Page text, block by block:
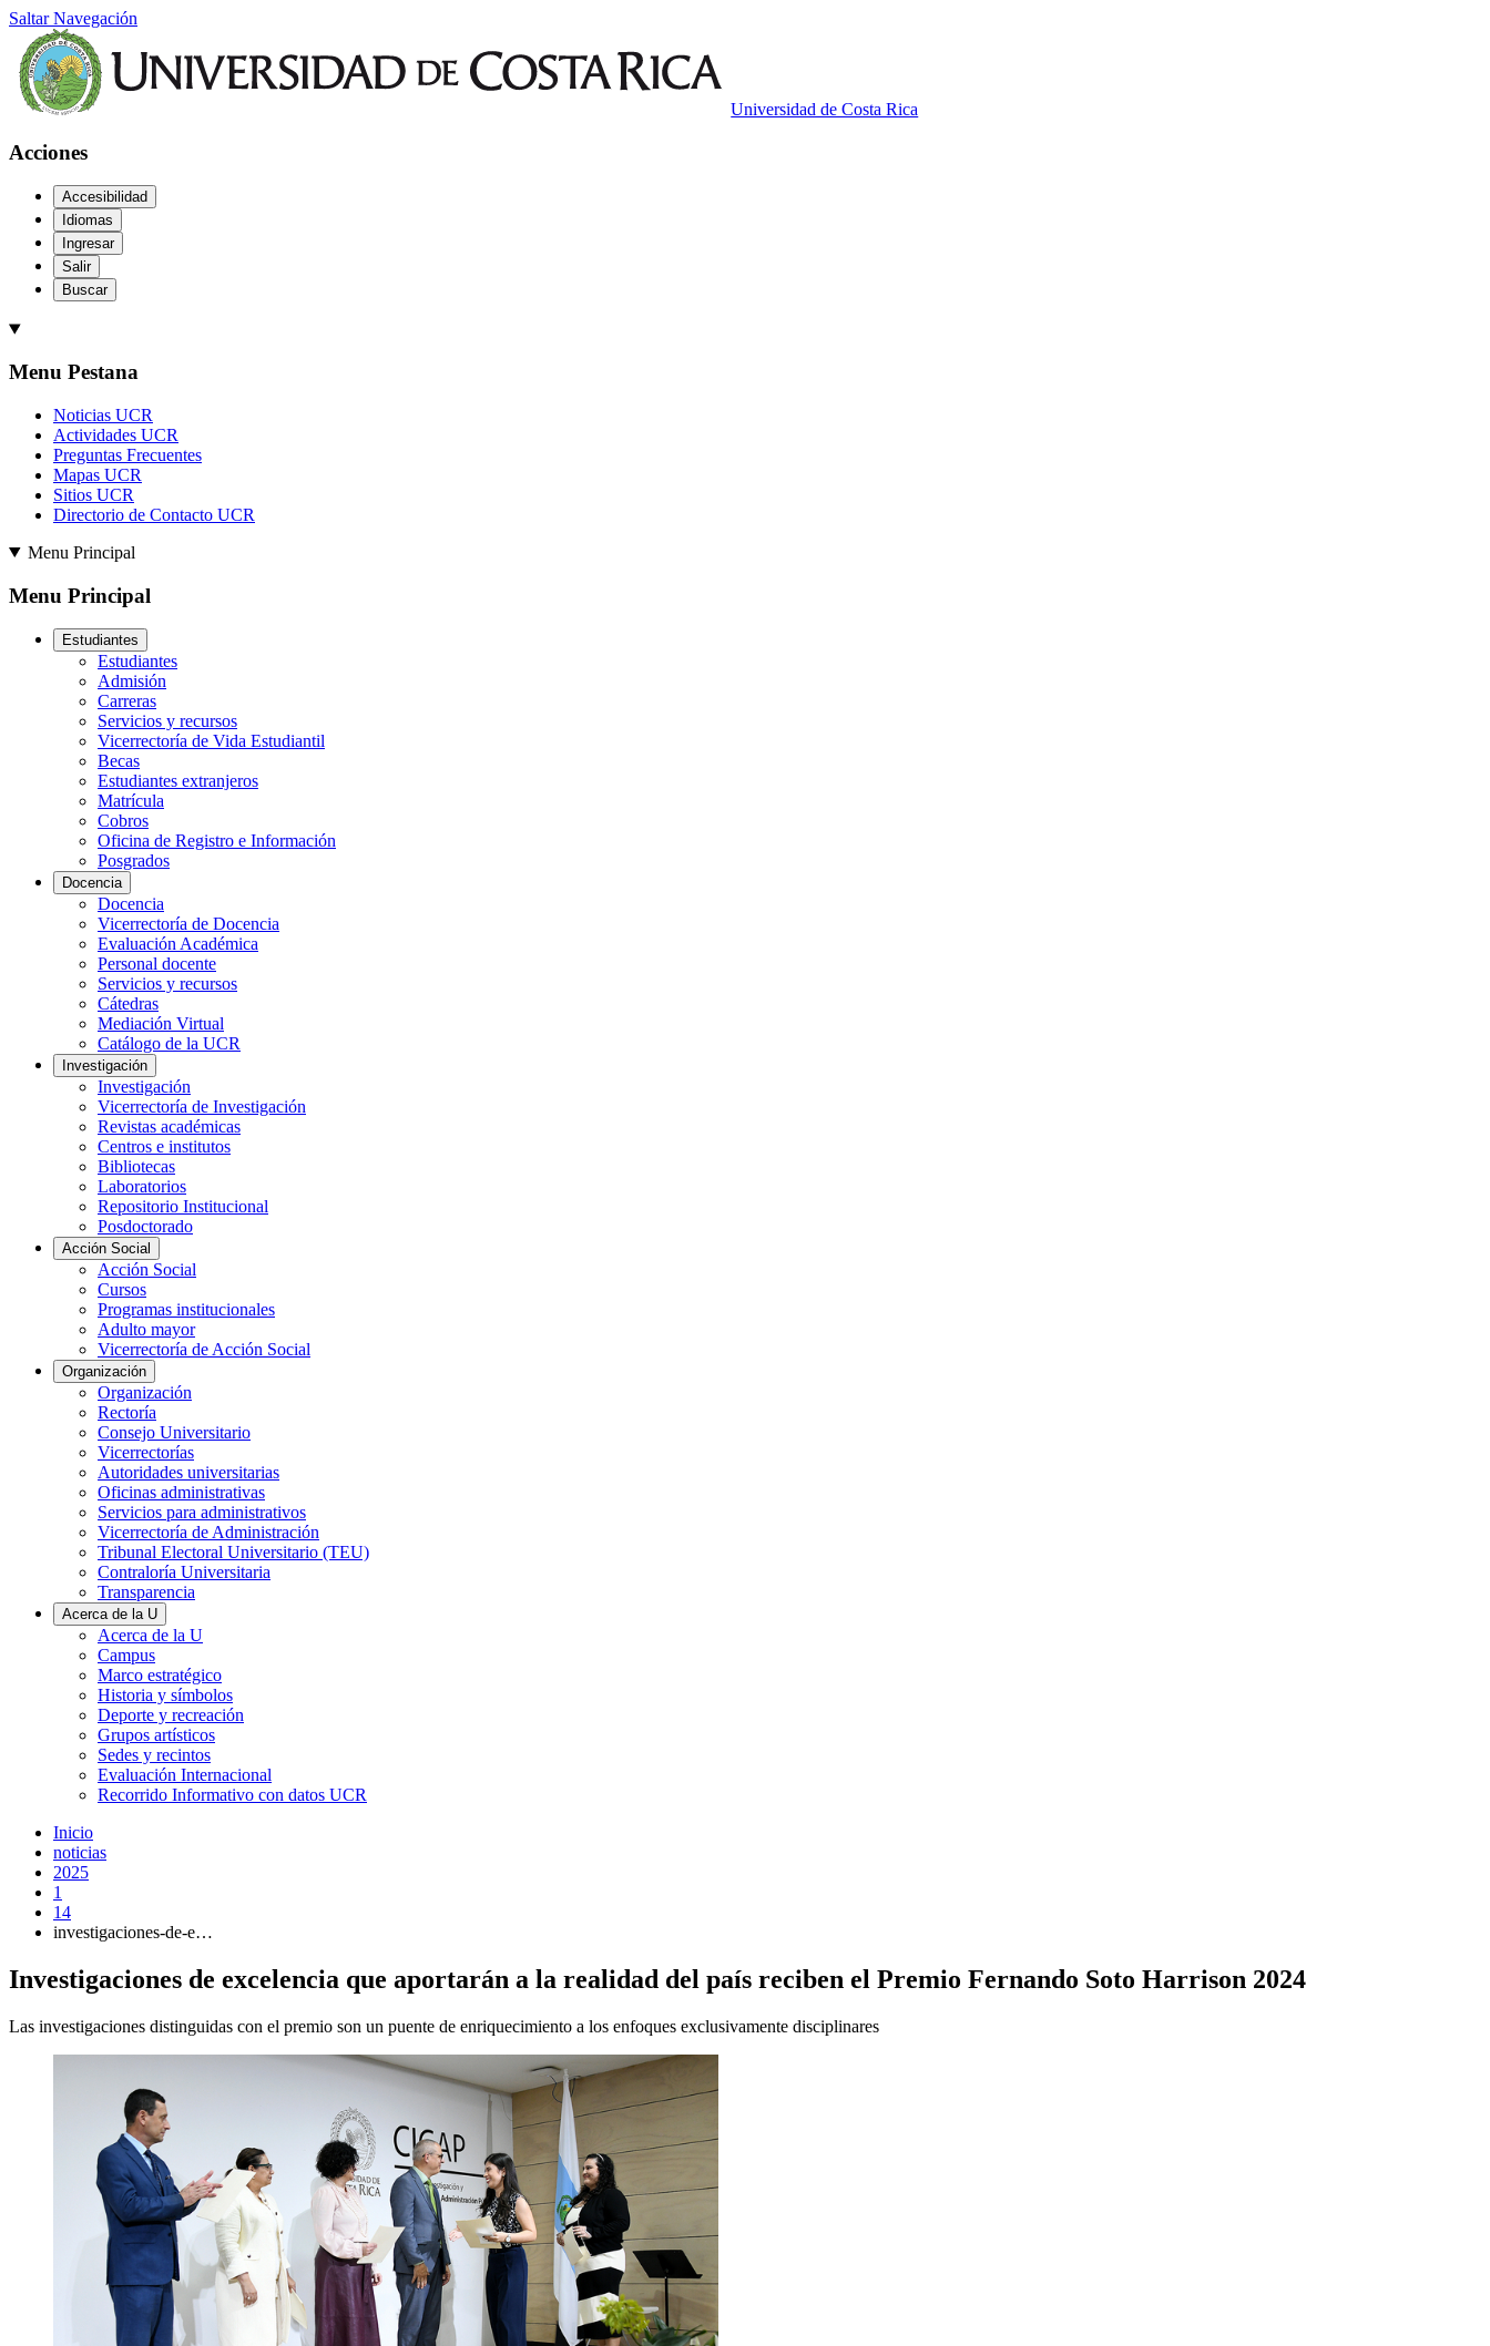
Saltar Navegación
Universidad de Costa Rica
Acciones
Accesibilidad
Idiomas
Ingresar
Salir
Buscar
Menu Pestana
Noticias UCR
Actividades UCR
Preguntas Frecuentes
Mapas UCR
Sitios UCR
Directorio de Contacto UCR
Menu Principal
Menu Principal
Estudiantes
Estudiantes
Admisión
Carreras
Servicios y recursos
Vicerrectoría de Vida Estudiantil
Becas
Estudiantes extranjeros
Matrícula
Cobros
Oficina de Registro e Información
Posgrados
Docencia
Docencia
Vicerrectoría de Docencia
Evaluación Académica
Personal docente
Servicios y recursos
Cátedras
Mediación Virtual
Catálogo de la UCR
Investigación
Investigación
Vicerrectoría de Investigación
Revistas académicas
Centros e institutos
Bibliotecas
Laboratorios
Repositorio Institucional
Posdoctorado
Acción Social
Acción Social
Cursos
Programas institucionales
Adulto mayor
Vicerrectoría de Acción Social
Organización
Organización
Rectoría
Consejo Universitario
Vicerrectorías
Autoridades universitarias
Oficinas administrativas
Servicios para administrativos
Vicerrectoría de Administración
Tribunal Electoral Universitario (TEU)
Contraloría Universitaria
Transparencia
Acerca de la U
Acerca de la U
Campus
Marco estratégico
Historia y símbolos
Deporte y recreación
Grupos artísticos
Sedes y recintos
Evaluación Internacional
Recorrido Informativo con datos UCR
Inicio
noticias
2025
1
14
investigaciones-de-e…
Investigaciones de excelencia que aportarán a la realidad del país reciben el Premio Fernando Soto Harrison 2024
Las investigaciones distinguidas con el premio son un puente de enriquecimiento a los enfoques exclusivamente disciplinares